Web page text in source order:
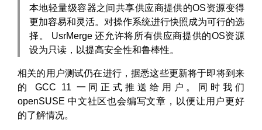
本地轻量级容器之间共享供应商提供的OS资源变得
更加容易和灵活。对操作系统进行快照成为可行的选
择。 UsrMerge 还允许将所有供应商提供的OS资源
设为只读，以提高安全性和鲁棒性。
相关的用户测试仍在进行，据悉这些更新将于即将到来
的 GCC 11 一同正式推送给用户。同时我们
openSUSE 中文社区也会编写文章，以便让用户更好
的了解情况。